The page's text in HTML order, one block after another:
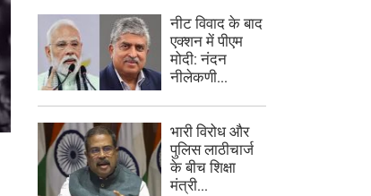
नीट विवाद के बाद
एक्शन में पीएम
मोदी: नंदन
नीलेकणी...
भारी विरोध और
पुलिस लाठीचार्ज
के बीच शिक्षा
मंत्री...